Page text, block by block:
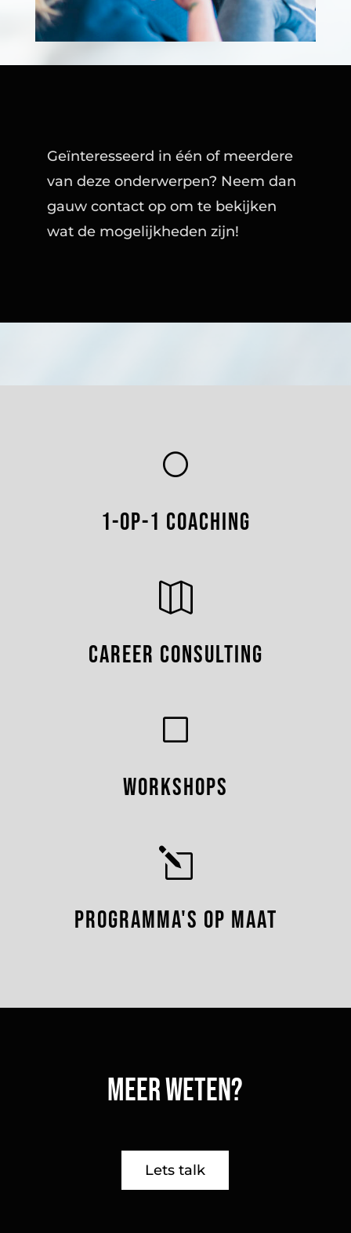
Geïnteresseerd in één of meerdere
van deze onderwerpen? Neem dan
gauw contact op om te bekijken
wat de mogelijkheden zijn!
[
1-op-1 coaching

Career Consulting
V
Workshops
l
Programma's op maat
Meer weten?
Lets talk